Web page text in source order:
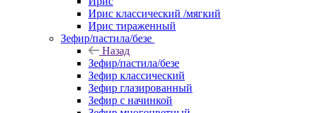
Ирис классический /мягкий
Ирис тираженный
Зефир/пастила/безе
Назад
Зефир/пастила/безе
Зефир классический
Зефир глазированный
Зефир с начинкой